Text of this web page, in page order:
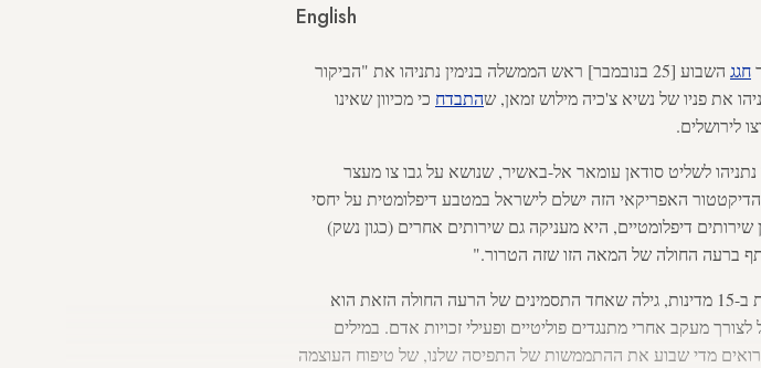
English
חגג
השבוע [25 בנובמבר] ראש הממשלה בנימין נתניהו את "הביקור
את פניו של נשיא צ'כיה מילוש זמאן, שהתבדח כי מכיוון שאינו
לירושלים.
לשליט סודאן עומאר אל-באשיר, שנושא על גבו צו מעצר
האפריקאי הזה ישלם לישראל במטבע דיפלומטית על יחסי
דיפלומטיים, היא מעניקה גם שירותים אחרים (כגון נשק)
ברעה החולה של המאה הזו שזה הטרור."
מוסף "הארץ" [19 באוקטובר], שהתבסס על כמאה מקורות ב-15 מדינות, גילה שאחד התסמינים של הרעה החולה הזאת הוא
מעקב אחרי מתנגדים פוליטיים ופעילי זכויות אדם. במילים
מדי שבוע את ההתממשות של התפיסה שלנו, של טיפוח העוצמה